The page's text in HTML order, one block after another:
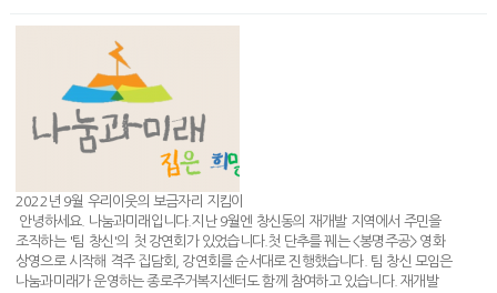
2022년 9월 우리이웃의 보금자리 지킴이
안녕하세요. 나눔과미래입니다.지난 9월엔 창신동의 재개발 지역에서 주민을
조직하는 '팀 창신'의 첫 강연회가 있었습니다.첫 단추를 꿰는 <봉명주공> 영화
상영으로 시작해 격주 집담회, 강연회를 순서대로 진행했습니다. 팀 창신 모임은
나눔과미래가 운영하는 종로주거복지센터도 함께 참여하고 있습니다. 재개발